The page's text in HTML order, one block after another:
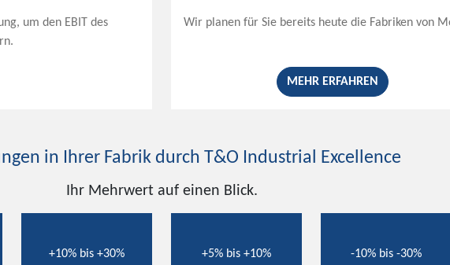
um den EBIT des
Wir planen für Sie bereits heute die Fabriken von
MEHR ERFAHREN
in Ihrer Fabrik durch T&O Industrial Excellence
Ihr Mehrwert auf einen Blick.
+10% bis +30%
+5% bis +10%
-10% bis -30%